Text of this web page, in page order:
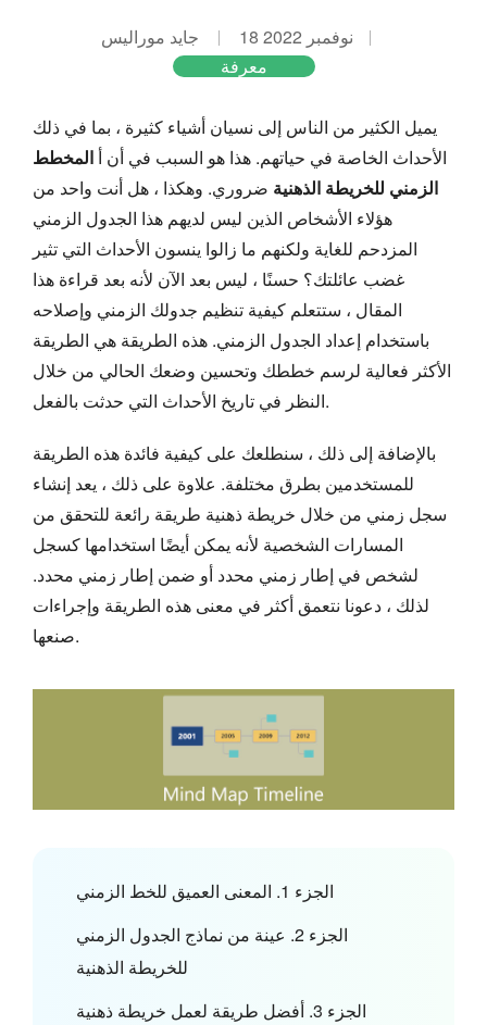
جايد موراليس
18 نوفمبر 2022
معرفة
يميل الكثير من الناس إلى نسيان أشياء كثيرة ، بما في ذلك
الأحداث الخاصة في حياتهم. هذا هو السبب في أن أ المخطط
الزمني للخريطة الذهنية ضروري. وهكذا ، هل أنت واحد من
هؤلاء الأشخاص الذين ليس لديهم هذا الجدول الزمني
المزدحم للغاية ولكنهم ما زالوا ينسون الأحداث التي تثير
غضب عائلتك؟ حسنًا ، ليس بعد الآن لأنه بعد قراءة هذا
المقال ، ستتعلم كيفية تنظيم جدولك الزمني وإصلاحه
باستخدام إعداد الجدول الزمني. هذه الطريقة هي الطريقة
الأكثر فعالية لرسم خططك وتحسين وضعك الحالي من خلال
النظر في تاريخ الأحداث التي حدثت بالفعل.
بالإضافة إلى ذلك ، سنطلعك على كيفية فائدة هذه الطريقة
للمستخدمين بطرق مختلفة. علاوة على ذلك ، يعد إنشاء
سجل زمني من خلال خريطة ذهنية طريقة رائعة للتحقق من
المسارات الشخصية لأنه يمكن أيضًا استخدامها كسجل
لشخص في إطار زمني محدد أو ضمن إطار زمني محدد.
لذلك ، دعونا نتعمق أكثر في معنى هذه الطريقة وإجراءات
صنعها.
الجزء 1. المعنى العميق للخط الزمني
الجزء 2. عينة من نماذج الجدول الزمني
للخريطة الذهنية
الجزء 3. أفضل طريقة لعمل خريطة ذهنية